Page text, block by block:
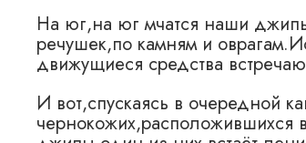
На юг,на юг мчатся наши
речушек,по камням и
движущиеся средства
И вот,спускаясь в очередной
чернокожих,расположившихся